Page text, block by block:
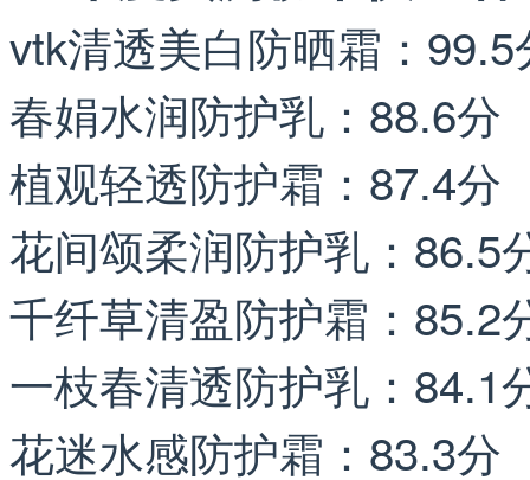
vtk清透美白防晒霜：99.5
春娟水润防护乳：88.6分
植观轻透防护霜：87.4分
花间颂柔润防护乳：86.5
千纤草清盈防护霜：85.2
一枝春清透防护乳：84.1
花迷水感防护霜：83.3分